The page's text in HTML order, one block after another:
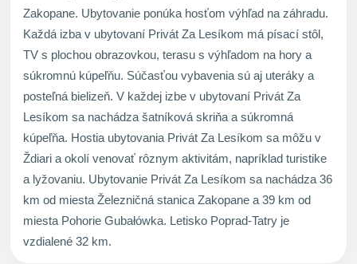
Zakopane. Ubytovanie ponúka hosťom výhľad na záhradu.
Každá izba v ubytovaní Privát Za Lesíkom má písací stôl,
TV s plochou obrazovkou, terasu s výhľadom na hory a
súkromnú kúpeľňu. Súčasťou vybavenia sú aj uteráky a
posteľná bielizeň. V každej izbe v ubytovaní Privát Za
Lesíkom sa nachádza šatníková skriňa a súkromná
kúpeľňa. Hostia ubytovania Privát Za Lesíkom sa môžu v
Ždiari a okolí venovať rôznym aktivitám, napríklad turistike
a lyžovaniu. Ubytovanie Privát Za Lesíkom sa nachádza 36
km od miesta Železničná stanica Zakopane a 39 km od
miesta Pohorie Gubałówka. Letisko Poprad-Tatry je
vzdialené 32 km.